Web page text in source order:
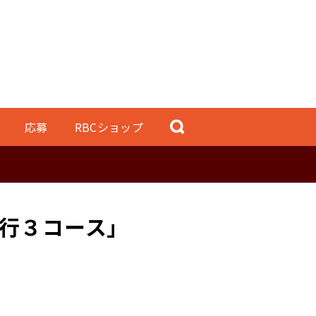
応募 RBCショップ
コース」